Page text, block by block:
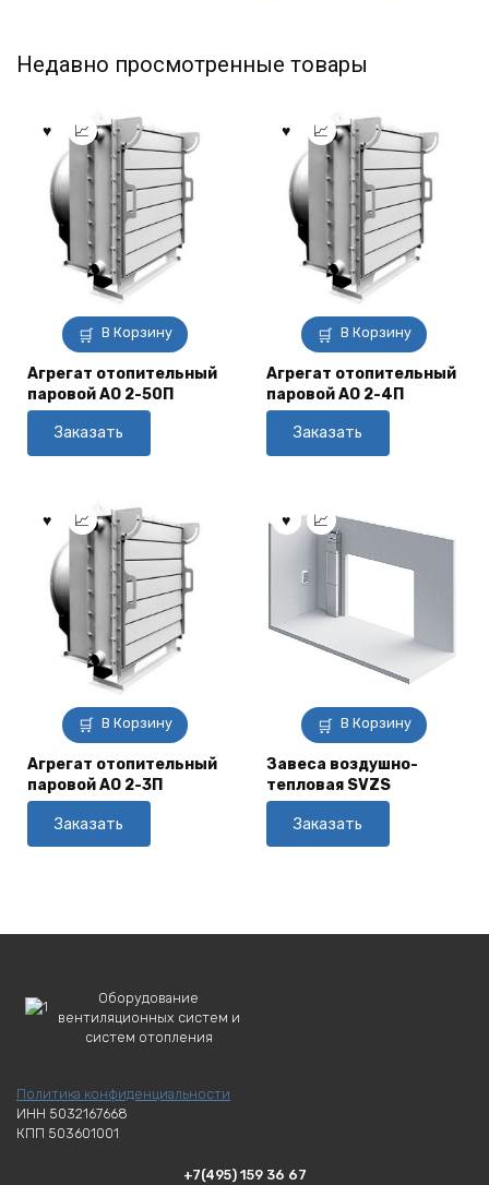
Недавно просмотренные товары
В Корзину
Агрегат отопительный
паровой АО 2-50П
Заказать
В Корзину
Агрегат отопительный
паровой АО 2-4П
Заказать
В Корзину
Агрегат отопительный
паровой АО 2-3П
Заказать
В Корзину
Завеса воздушно-
тепловая SVZS
Заказать
Оборудование
вентиляционных систем и
систем отопления
Политика конфиденциальности
ИНН 5032167668
КПП 503601001
+7(495) 159 36 67